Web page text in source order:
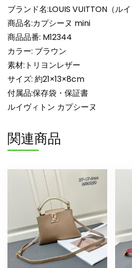
lv301038
N
品
ル
イ
ヴ
ィ
ト
ン
ル
ダ
個
ブランド名:LOUIS VUITTON（ルイ
商品名:カプシーヌ mini
商品品番: M12344
カラー: ブラウン
素材:トリヨンレザー
サイズ: 約21×13×8cm
付属品:保存袋・保証書
ルイヴィトン カプシーヌ
関連商品